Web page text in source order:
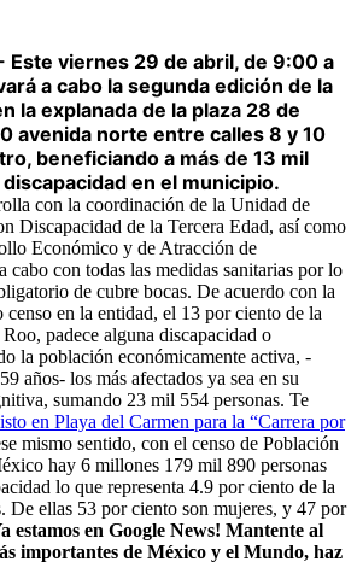
Este viernes 29 de abril, de 9:00 a
a cabo la segunda edición de la
la explanada de la plaza 28 de
avenida norte entre calles 8 y 10
beneficiando a más de 13 mil
en el municipio.
con la coordinación de la Unidad de
Discapacidad de la Tercera Edad, así como
Económico y de Atracción de
cabo con todas las medidas sanitarias por lo
de cubre bocas. De acuerdo con la
en la entidad, el 13 por ciento de la
padece alguna discapacidad o
la población económicamente activa, -
años- los más afectados ya sea en su
sumando 23 mil 554 personas. Te
en Playa del Carmen para la “Carrera por
mismo sentido, con el censo de Población
hay 6 millones 179 mil 890 personas
lo que representa 4.9 por ciento de la
De ellas 53 por ciento son mujeres, y 47 por
estamos en Google News! Mantente al
importantes de México y el Mundo, haz